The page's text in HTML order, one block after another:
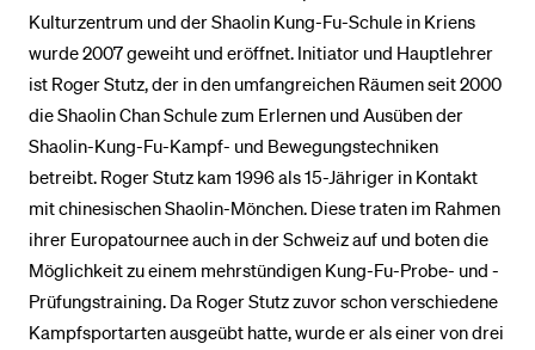
Kulturzentrum und der Shaolin Kung-Fu-Schule in Kriens
wurde 2007 geweiht und eröffnet. Initiator und Hauptlehrer
ist Roger Stutz, der in den umfangreichen Räumen seit 2000
die Shaolin Chan Schule zum Erlernen und Ausüben der
Shaolin-Kung-Fu-Kampf- und Bewegungstechniken
betreibt. Roger Stutz kam 1996 als 15-Jähriger in Kontakt
mit chinesischen Shaolin-Mönchen. Diese traten im Rahmen
ihrer Europatournee auch in der Schweiz auf und boten die
Möglichkeit zu einem mehrstündigen Kung-Fu-Probe- und -
Prüfungstraining. Da Roger Stutz zuvor schon verschiedene
Kampfsportarten ausgeübt hatte, wurde er als einer von drei
Alumni
Stellensuchende
Förderer
Medien
BELIEBTE INHALTE
Vorlesungsverzeichnis
Bibliothek